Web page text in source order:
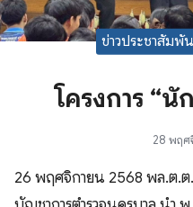
ข่าวประชาสัมพั
โครงการ “นั
28 พฤศ
26 พฤศจิกายน 2568 พล.ต.ต.